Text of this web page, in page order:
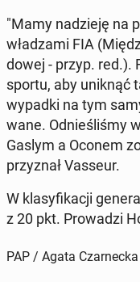
"Mamy na­dzie­ję na
wła­dza­mi FIA
do­wej - przyp. red.).
sportu, aby uniknąć
wypadki na tym
wa­ne. Od­nie­śli­śmy
Gaslym a Oconem
przy­znał Vasseur.
W kla­sy­fi­ka­cji
z 20 pkt. Pro­wa­dzi
PAP / Agata Czarnecka